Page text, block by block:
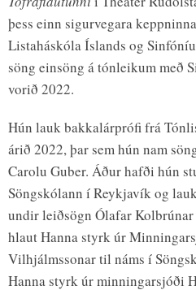
þess einn sigurvegara
Listaháskóla Íslands og
söng einsöng á tónleikum með
vorið 2022.
Hún lauk bakkalárprófi frá
árið 2022, þar sem hún nam
Carolu Guber. Áður hafði hún
Söngskólann í Reykjavík og
undir leiðsögn Ólafar
hlaut Hanna styrk úr
Vilhjálmssonar til náms í
Hanna styrk úr minningarsjóði